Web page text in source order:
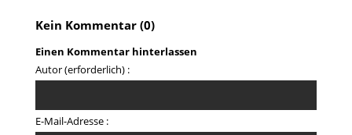
Kein Kommentar (0)
Einen Kommentar hinterlassen
Autor (erforderlich) :
E-Mail-Adresse :